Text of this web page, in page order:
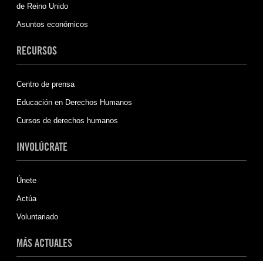
de Reino Unido
Asuntos económicos
RECURSOS
Centro de prensa
Educación en Derechos Humanos
Cursos de derechos humanos
INVOLÚCRATE
Únete
Actúa
Voluntariado
MÁS ACTUALES